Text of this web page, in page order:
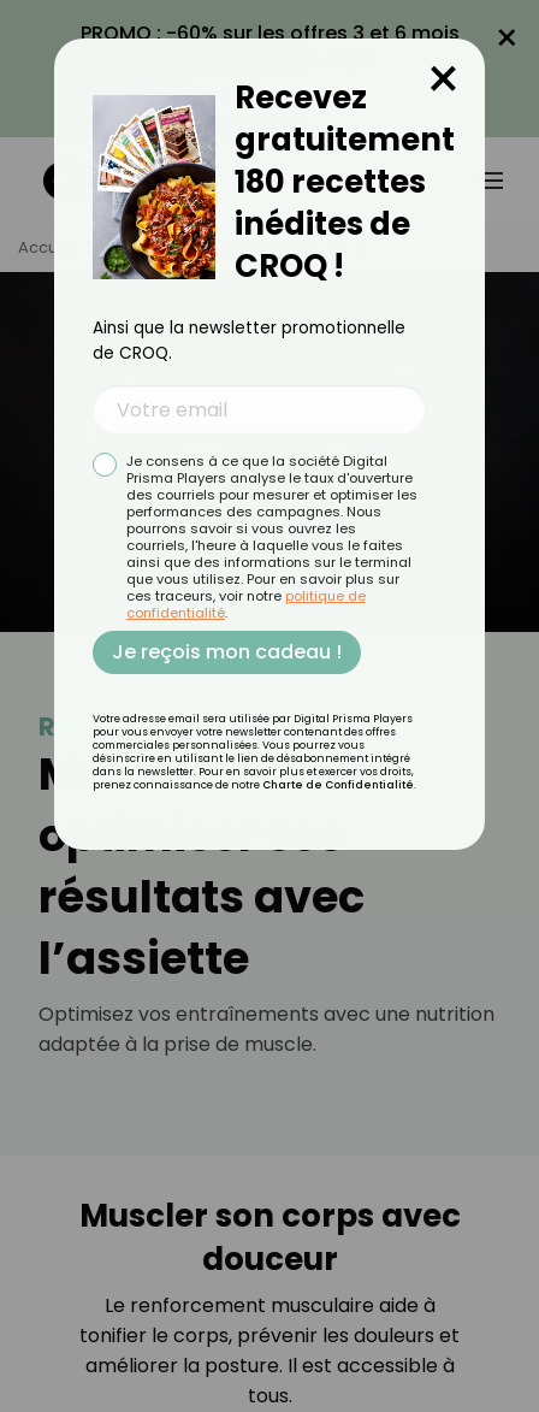
PROMO : -60% sur les offres 3 et 6 mois
VOIR LA PROMO
×
Accueil Tag Renforcement Musculaire
Renforcement musculaire
Musculation :
optimiser ses
résultats avec
l’assiette
Optimisez vos entraînements avec une nutrition
adaptée à la prise de muscle.
Muscler son corps avec
douceur
Le renforcement musculaire aide à
tonifier le corps, prévenir les douleurs et
améliorer la posture. Il est accessible à
tous.
Recevez
gratuitement
180 recettes
inédites de
CROQ !
×
Ainsi que la newsletter promotionnelle
de CROQ.
Je consens à ce que la société Digital
Prisma Players analyse le taux d'ouverture
des courriels pour mesurer et optimiser les
performances des campagnes. Nous
pourrons savoir si vous ouvrez les
courriels, l'heure à laquelle vous le faites
ainsi que des informations sur le terminal
que vous utilisez. Pour en savoir plus sur
ces traceurs, voir notre politique de
confidentialité.
Je reçois mon cadeau !
Votre adresse email sera utilisée par Digital Prisma Players
pour vous envoyer votre newsletter contenant des offres
commerciales personnalisées. Vous pourrez vous
désinscrire en utilisant le lien de désabonnement intégré
dans la newsletter. Pour en savoir plus et exercer vos droits,
prenez connaissance de notre Charte de Confidentialité.